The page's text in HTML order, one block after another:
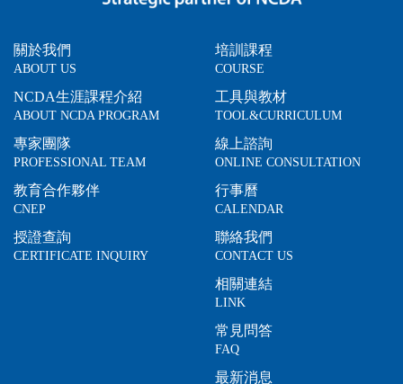
關於我們
ABOUT US
NCDA生涯課程介紹
ABOUT NCDA PROGRAM
專家團隊
PROFESSIONAL TEAM
教育合作夥伴
CNEP
授證查詢
CERTIFICATE INQUIRY
培訓課程
COURSE
工具與教材
TOOL&CURRICULUM
線上諮詢
ONLINE CONSULTATION
行事曆
CALENDAR
聯絡我們
CONTACT US
相關連結
LINK
常見問答
FAQ
最新消息